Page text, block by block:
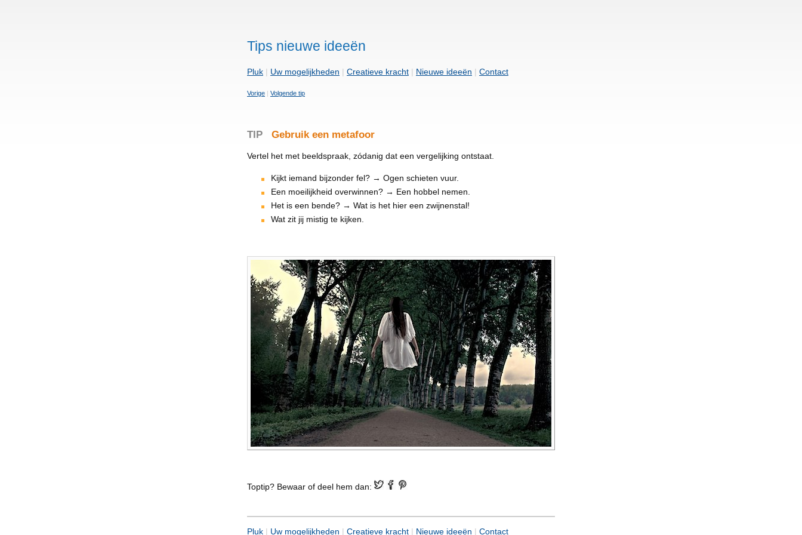
Tips nieuwe ideeën
Pluk | Uw mogelijkheden | Creatieve kracht | Nieuwe ideeën | Contact
Vorige | Volgende tip
TIP Gebruik een metafoor
Vertel het met beeldspraak, zódanig dat een vergelijking ontstaat.
Kijkt iemand bijzonder fel? → Ogen schieten vuur.
Een moeilijkheid overwinnen? → Een hobbel nemen.
Het is een bende? → Wat is het hier een zwijnenstal!
Wat zit jij mistig te kijken.
Toptip? Bewaar of deel hem dan:
Pluk Uw mogelijkheden Creatieve kracht Nieuwe ideeën Contact